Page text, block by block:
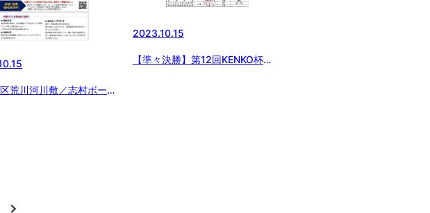
区荒川河川敷／志村ボーイ
2023.10.15
【準々決勝】第12回KENKO杯日